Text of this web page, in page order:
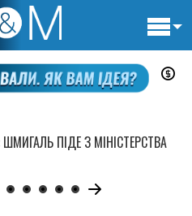
ПІДЕ З МІНІСТЕРСТВА